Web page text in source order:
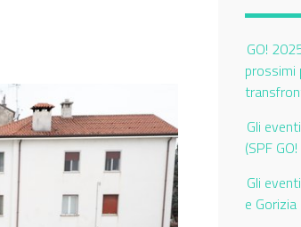
GO!
prossimi
Gli
(SPF
Gli
e Gorizia